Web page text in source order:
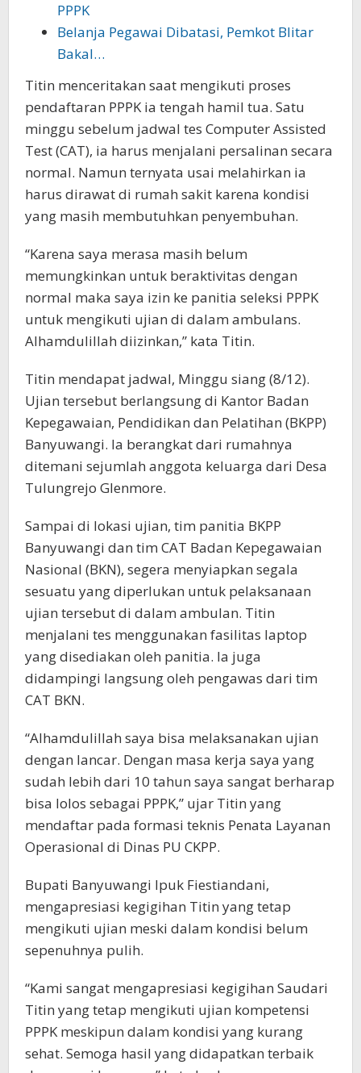
PPPK
Belanja Pegawai Dibatasi, Pemkot Blitar
Bakal…
Titin menceritakan saat mengikuti proses
pendaftaran PPPK ia tengah hamil tua. Satu
minggu sebelum jadwal tes Computer Assisted
Test (CAT), ia harus menjalani persalinan secara
normal. Namun ternyata usai melahirkan ia
harus dirawat di rumah sakit karena kondisi
yang masih membutuhkan penyembuhan.
“Karena saya merasa masih belum
memungkinkan untuk beraktivitas dengan
normal maka saya izin ke panitia seleksi PPPK
untuk mengikuti ujian di dalam ambulans.
Alhamdulillah diizinkan,” kata Titin.
Titin mendapat jadwal, Minggu siang (8/12).
Ujian tersebut berlangsung di Kantor Badan
Kepegawaian, Pendidikan dan Pelatihan (BKPP)
Banyuwangi. Ia berangkat dari rumahnya
ditemani sejumlah anggota keluarga dari Desa
Tulungrejo Glenmore.
Sampai di lokasi ujian, tim panitia BKPP
Banyuwangi dan tim CAT Badan Kepegawaian
Nasional (BKN), segera menyiapkan segala
sesuatu yang diperlukan untuk pelaksanaan
ujian tersebut di dalam ambulan. Titin
menjalani tes menggunakan fasilitas laptop
yang disediakan oleh panitia. Ia juga
didampingi langsung oleh pengawas dari tim
CAT BKN.
“Alhamdulillah saya bisa melaksanakan ujian
dengan lancar. Dengan masa kerja saya yang
sudah lebih dari 10 tahun saya sangat berharap
bisa lolos sebagai PPPK,” ujar Titin yang
mendaftar pada formasi teknis Penata Layanan
Operasional di Dinas PU CKPP.
Bupati Banyuwangi Ipuk Fiestiandani,
mengapresiasi kegigihan Titin yang tetap
mengikuti ujian meski dalam kondisi belum
sepenuhnya pulih.
“Kami sangat mengapresiasi kegigihan Saudari
Titin yang tetap mengikuti ujian kompetensi
PPPK meskipun dalam kondisi yang kurang
sehat. Semoga hasil yang didapatkan terbaik